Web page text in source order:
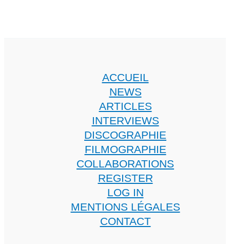
ACCUEIL
NEWS
ARTICLES
INTERVIEWS
DISCOGRAPHIE
FILMOGRAPHIE
COLLABORATIONS
REGISTER
LOG IN
MENTIONS LÉGALES
CONTACT